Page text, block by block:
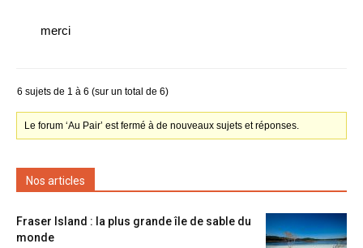
merci
6 sujets de 1 à 6 (sur un total de 6)
Le forum ‘Au Pair’ est fermé à de nouveaux sujets et réponses.
Nos articles
Fraser Island : la plus grande île de sable du
monde